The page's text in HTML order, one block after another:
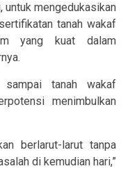
untuk mengedukasikan
tanah wakaf
yang kuat dalam
sampai tanah wakaf
menimbulkan
berlarut-larut tanpa
di kemudian hari,”